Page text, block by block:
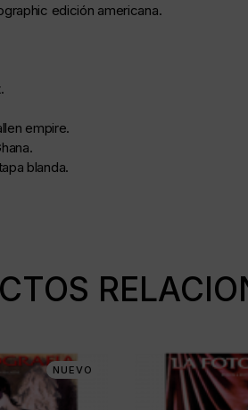
edición americana.
empire.
blanda.
NUEVO